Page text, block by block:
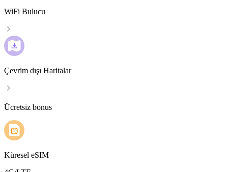
WiFi Bulucu
Çevrim dışı Haritalar
Ücretsiz bonus
Küresel eSIM